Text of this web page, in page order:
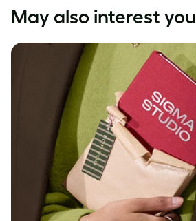
May also interest you